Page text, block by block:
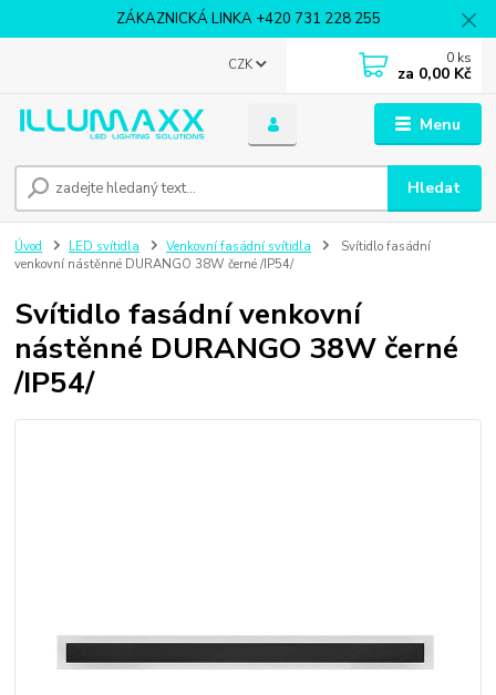
ZÁKAZNICKÁ LINKA +420 731 228 255
Menu
CZK
Hledat
0 ks
za 0,00 Kč
Úvod LED svítidla Venkovní fasádní svítidla
Svítidlo fasádní
venkovní nástěnné DURANGO 38W černé /IP54/
Svítidlo fasádní venkovní
nástěnné DURANGO 38W černé
/IP54/